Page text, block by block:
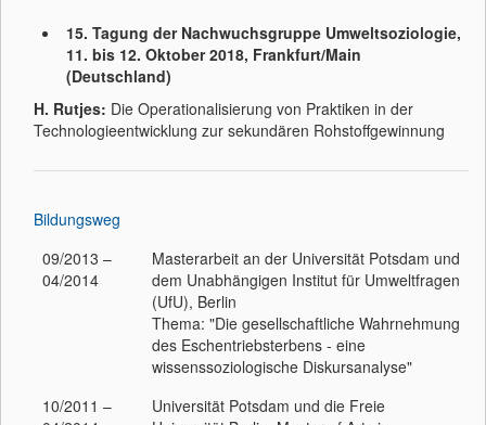
15. Tagung der Nachwuchsgruppe Umweltsoziologie,
11. bis 12. Oktober 2018, Frankfurt/Main
(Deutschland)
H. Rutjes: Die Operationalisierung von Praktiken in der
Technologieentwicklung zur sekundären Rohstoffgewinnung
Bildungsweg
09/2013 –
04/2014
Masterarbeit an der Universität Potsdam und
dem Unabhängigen Institut für Umweltfragen
(UfU), Berlin
Thema: "Die gesellschaftliche Wahrnehmung
des Eschentriebsterbens - eine
wissenssoziologische Diskursanalyse"
10/2011 –
Universität Potsdam und die Freie